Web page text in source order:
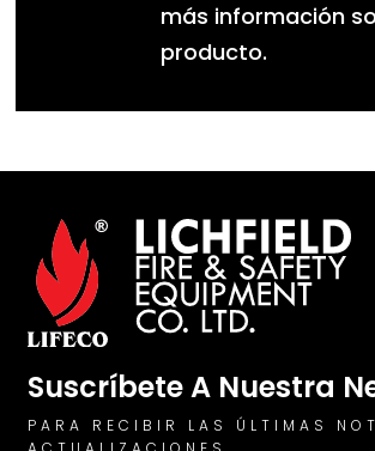
más información
producto.
Suscríbete A Nuestra
PARA RECIBIR LAS ÚLTIMAS